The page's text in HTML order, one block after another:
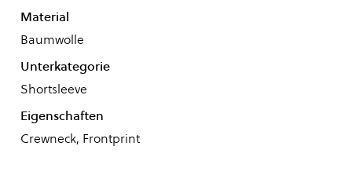
Material
Baumwolle
Unterkategorie
Shortsleeve
Eigenschaften
Crewneck, Frontprint